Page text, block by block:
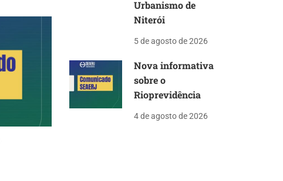
Urbanismo de
Niterói
5 de agosto de 2026
Nova informativa
sobre o
Rioprevidência
4 de agosto de 2026